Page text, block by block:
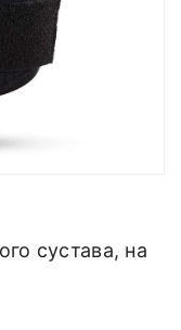
сустава, на